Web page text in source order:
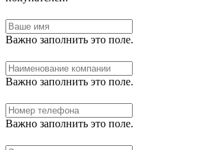
Важно заполнить это поле.
Важно заполнить это поле.
Важно заполнить это поле.